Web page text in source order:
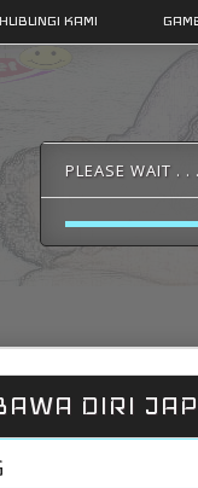
HUBUNGI KAMI
PLEASE WAIT . .
DIRI